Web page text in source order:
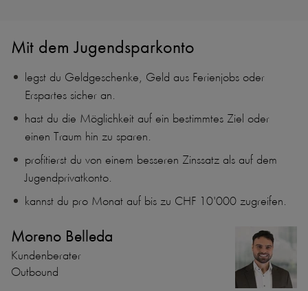
Mit dem Jugendsparkonto
legst du Geldgeschenke, Geld aus Ferienjobs oder
Erspartes sicher an.
hast du die Möglichkeit auf ein bestimmtes Ziel oder
einen Traum hin zu sparen.
profitierst du von einem besseren Zinssatz als auf dem
Jugendprivatkonto.
kannst du pro Monat auf bis zu CHF 10'000 zugreifen.
Moreno Belleda
Kundenberater
Outbound